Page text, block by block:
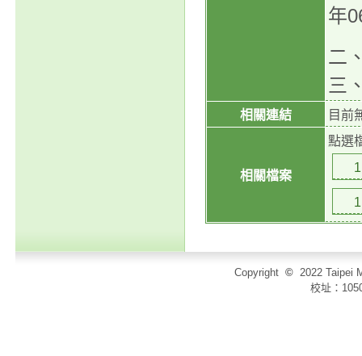
年
二
三
相關連結 目前
相關檔案
點選
Copyright © 2022 Taipei
校址：